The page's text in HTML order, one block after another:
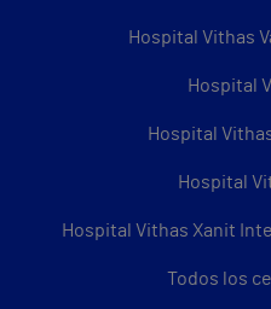
Hospital Vithas
Hospital
Hospital
Hospital
Hospital Vithas Xanit
Todos los